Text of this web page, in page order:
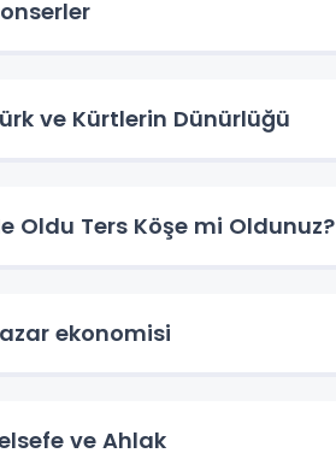
ve Kürtlerin Dünürlüğü
Oldu Ters Köşe mi Oldunuz?
ekonomisi
ve Ahlak